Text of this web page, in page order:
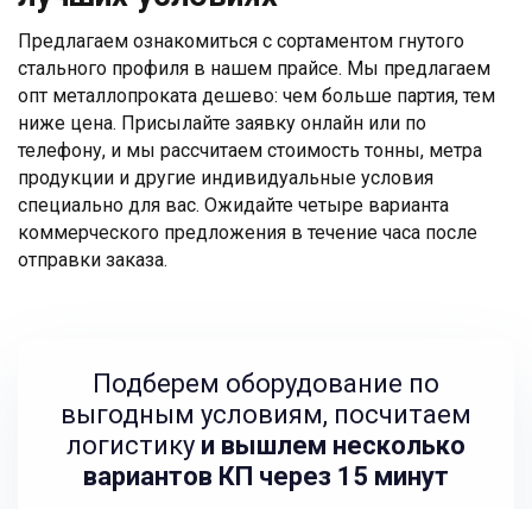
Предлагаем ознакомиться с сортаментом гнутого
стального профиля в нашем прайсе. Мы предлагаем
опт металлопроката дешево: чем больше партия, тем
ниже цена. Присылайте заявку онлайн или по
телефону, и мы рассчитаем стоимость тонны, метра
продукции и другие индивидуальные условия
специально для вас. Ожидайте четыре варианта
коммерческого предложения в течение часа после
отправки заказа.
Подберем оборудование по
выгодным условиям, посчитаем
логистику и вышлем несколько
вариантов КП через 15 минут